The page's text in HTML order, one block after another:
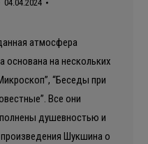
04.04.2024
атмосфера
основана на нескольких
“Беседы при
Все они
душевностью и
Шукшина о